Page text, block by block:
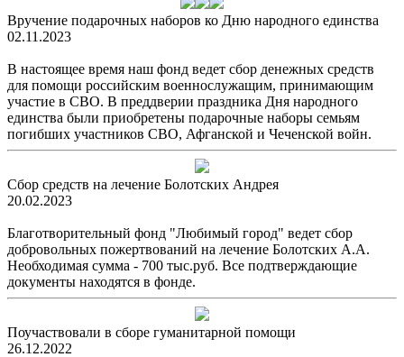
Вручение подарочных наборов ко Дню народного единства
02.11.2023
В настоящее время наш фонд ведет сбор денежных средств
для помощи российским военнослужащим, принимающим
участие в СВО. В преддверии праздника Дня народного
единства были приобретены подарочные наборы семьям
погибших участников СВО, Афганской и Чеченской войн.
Сбор средств на лечение Болотских Андрея
20.02.2023
Благотворительный фонд "Любимый город" ведет сбор
добровольных пожертвований на лечение Болотских А.А.
Необходимая сумма - 700 тыс.руб. Все подтверждающие
документы находятся в фонде.
Поучаствовали в сборе гуманитарной помощи
26.12.2022